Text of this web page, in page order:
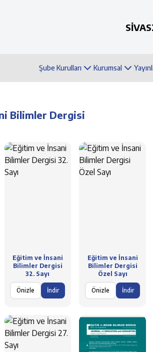
Şube Kurulları Kurumsal
Bilimler Dergisi
Eğitim ve İnsani
Bilimler Dergisi
32. Sayı
Önizle İndir
Eğitim ve İnsani
Bilimler Dergisi
Özel Sayı
Önizle İndir